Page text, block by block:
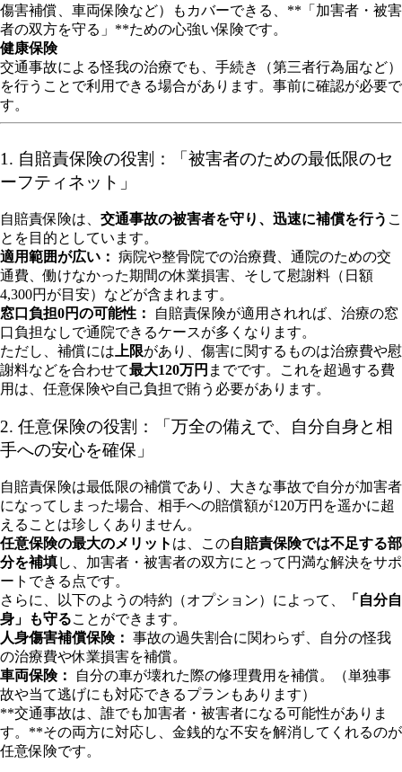
傷害補償、車両保険など）もカバーできる、**「加害者・被害
者の双方を守る」**ための心強い保険です。
健康保険
交通事故による怪我の治療でも、手続き（第三者行為届など）
を行うことで利用できる場合があります。事前に確認が必要で
す。
1. 自賠責保険の役割：「被害者のための最低限のセ
ーフティネット」
自賠責保険は、 交通事故の被害者を守り、迅速に補償を行う こ
とを目的としています。
適用範囲が広い： 病院や整骨院での治療費、通院のための交
通費、働けなかった期間の休業損害、そして慰謝料（日額
4,300円が目安）などが含まれます。
窓口負担0円の可能性：
自賠責保険が適用されれば、治療の窓
口負担なしで通院できるケースが多くなります。
ただし、補償には 上限があり、傷害に関するものは治療費や慰
謝料などを合わせて最大120万円 までです。これを超過する費
用は、任意保険や自己負担で賄う必要があります。
2. 任意保険の役割：「万全の備えで、自分自身と相
手への安心を確保」
自賠責保険は最低限の補償であり、大きな事故で自分が加害者
になってしまった場合、相手への賠償額が120万円を遥かに超
えることは珍しくありません。
任意保険の最大のメリット は、この自賠責保険では不足する部
分を補填し、加害者・被害者の双方にとって円満な解決をサポ
ートできる点です。
さらに、以下のようの特約（オプション）によって、
「自分自
身」も守ることができます。
人身傷害補償保険： 事故の過失割合に関わらず、自分の怪我
の治療費や休業損害を補償。
車両保険：
自分の車が壊れた際の修理費用を補償。（単独事
故や当て逃げにも対応できるプランもあります）
**交通事故は、誰でも加害者・被害者になる可能性がありま
す。**その両方に対応し、金銭的な不安を解消してくれるのが
任意保険です。